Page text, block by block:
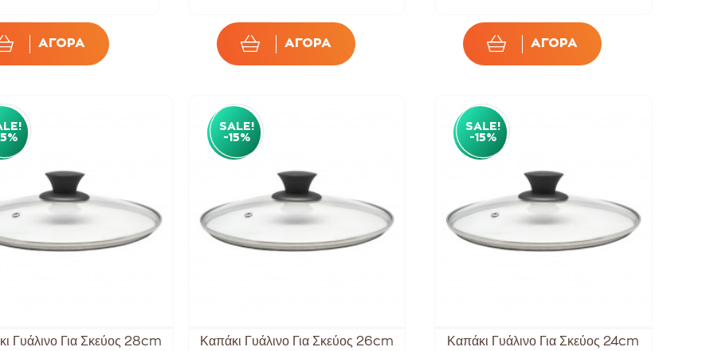
ΑΓΟΡΑ ΑΓΟΡΑ ΑΓΟΡΑ
Γυάλινο Για Σκεύος 28cm
SALE!
-15%
Καπάκι Γυάλινο Για Σκεύος 26cm
SALE!
-15%
Καπάκι Γυάλινο Για Σκεύος 24cm